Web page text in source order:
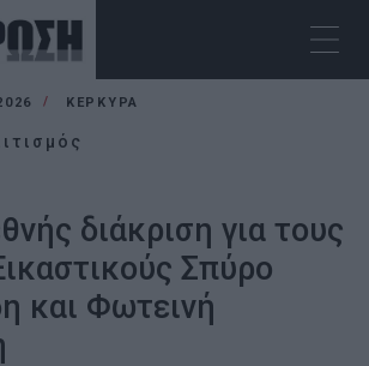
ΚΕΡΚΥΡΑ
διάκριση για τους
Σπύρο
και Φωτεινή